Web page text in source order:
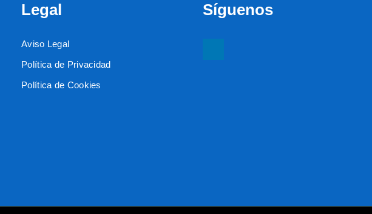
Legal
Aviso Legal
Política de Privacidad
Política de Cookies
Síguenos